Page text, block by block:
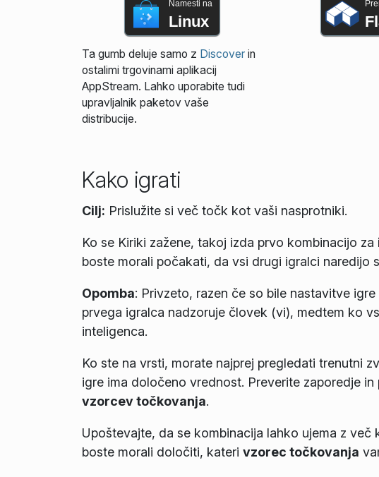
Namesti na
Linux
Ta gumb deluje samo z Discoverin
ostalimi trgovinami aplikacij
AppStream. Lahko uporabite tudi
upravljalnik paketov vaše
distribucije.
Kako igrati
Cilj: Prislužite si več točk kot vaši nasprotniki.
Ko se Kiriki zažene, takoj izda prvo kombinacijo za
boste morali počakati, da vsi drugi igralci naredijo
Opomba: Privzeto, razen če so bile nastavitve
prvega igralca nadzoruje človek (vi), medtem ko
inteligenca.
Ko ste na vrsti, morate najprej pregledati trenutni
igre ima določeno vrednost. Preverite zaporedje
vzorcev točkovanja.
Upoštevajte, da se kombinacija lahko ujema z več
boste morali določiti, kateri vzorec točkovanja